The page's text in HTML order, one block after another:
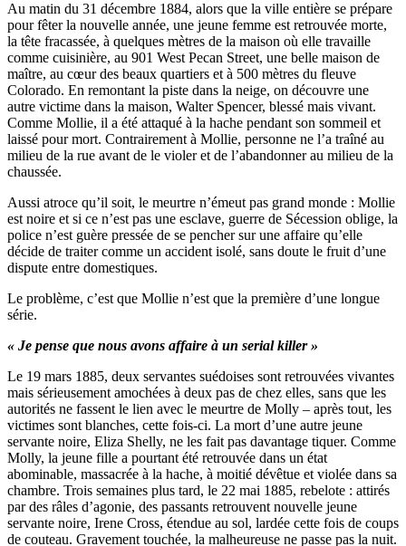
Au matin du 31 décembre 1884, alors que la ville entière se prépare
pour fêter la nouvelle année, une jeune femme est retrouvée morte,
la tête fracassée, à quelques mètres de la maison où elle travaille
comme cuisinière, au 901 West Pecan Street, une belle maison de
maître, au cœur des beaux quartiers et à 500 mètres du fleuve
Colorado. En remontant la piste dans la neige, on découvre une
autre victime dans la maison, Walter Spencer, blessé mais vivant.
Comme Mollie, il a été attaqué à la hache pendant son sommeil et
laissé pour mort. Contrairement à Mollie, personne ne l’a traîné au
milieu de la rue avant de le violer et de l’abandonner au milieu de la
chaussée.
Aussi atroce qu’il soit, le meurtre n’émeut pas grand monde : Mollie
est noire et si ce n’est pas une esclave, guerre de Sécession oblige, la
police n’est guère pressée de se pencher sur une affaire qu’elle
décide de traiter comme un accident isolé, sans doute le fruit d’une
dispute entre domestiques.
Le problème, c’est que Mollie n’est que la première d’une longue
série.
« Je pense que nous avons affaire à un serial killer »
Le 19 mars 1885, deux servantes suédoises sont retrouvées vivantes
mais sérieusement amochées à deux pas de chez elles, sans que les
autorités ne fassent le lien avec le meurtre de Molly – après tout, les
victimes sont blanches, cette fois-ci. La mort d’une autre jeune
servante noire, Eliza Shelly, ne les fait pas davantage tiquer. Comme
Molly, la jeune fille a pourtant été retrouvée dans un état
abominable, massacrée à la hache, à moitié dévêtue et violée dans sa
chambre. Trois semaines plus tard, le 22 mai 1885, rebelote : attirés
par des râles d’agonie, des passants retrouvent nouvelle jeune
servante noire, Irene Cross, étendue au sol, lardée cette fois de coups
de couteau. Gravement touchée, la malheureuse ne passe pas la nuit.